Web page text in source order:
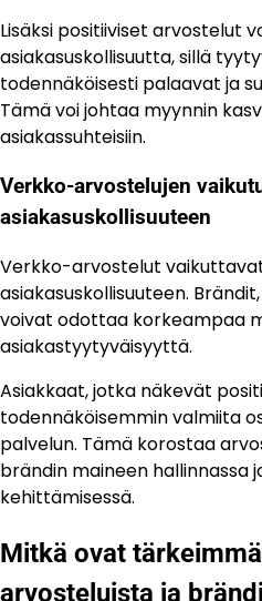
Lisäksi positiiviset arvostelut
asiakasuskollisuutta, sillä
todennäköisesti palaavat ja
Tämä voi johtaa myynnin
asiakassuhteisiin.
Verkko-arvostelujen
asiakasuskollisuuteen
Verkko-arvostelut
asiakasuskollisuuteen.
voivat odottaa korkeampaa
asiakastyytyväisyyttä.
Asiakkaat, jotka näkevät
todennäköisemmin valmiita
palvelun. Tämä korostaa
brändin maineen hallinnassa
kehittämisessä.
Mitkä ovat
arvosteluista ja